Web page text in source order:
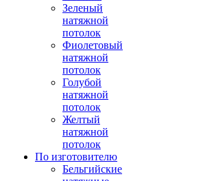
Зеленый
натяжной
потолок
Фиолетовый
натяжной
потолок
Голубой
натяжной
потолок
Желтый
натяжной
потолок
По изготовителю
Бельгийские